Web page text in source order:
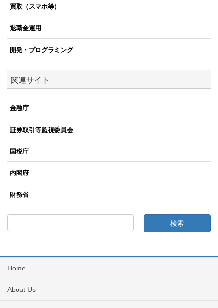
買取（スマホ等）
退職金運用
開発・プログラミング
関連サイト
金融庁
証券取引等監視委員会
国税庁
内閣府
財務省
Home
About Us